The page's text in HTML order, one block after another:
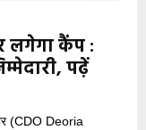
लगेगा कैंप :
पढ़ें
(CDO Deoria